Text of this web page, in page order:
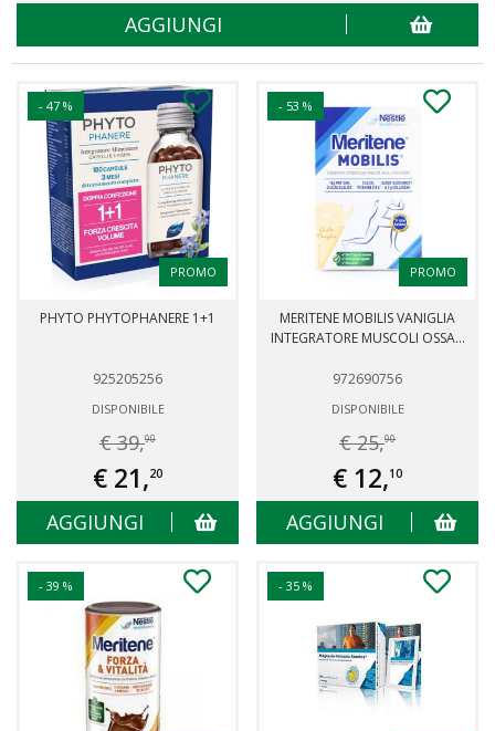
AGGIUNGI
- 47 %
PROMO
PHYTO PHYTOPHANERE 1+1
925205256
DISPONIBILE
€ 39,90
€ 21,20
AGGIUNGI
- 53 %
PROMO
MERITENE MOBILIS VANIGLIA
INTEGRATORE MUSCOLI OSSA...
972690756
DISPONIBILE
€ 25,90
€ 12,10
AGGIUNGI
- 39 % - 35 %